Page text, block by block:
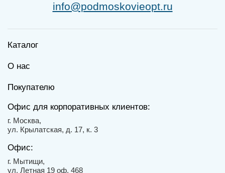
info@podmoskovieopt.ru
Каталог
О нас
Покупателю
Офис для корпоративных клиентов:
г. Москва,
ул. Крылатская, д. 17, к. 3
Офис:
г. Мытищи,
ул. Летная 19 оф. 468